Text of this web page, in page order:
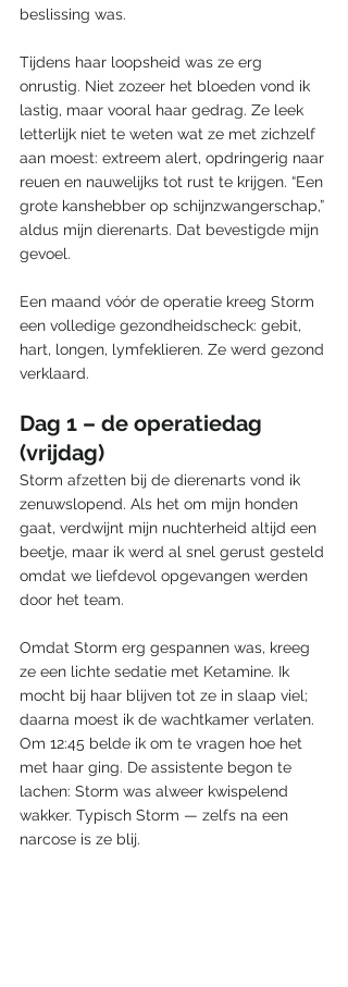
beslissing was.
Tijdens haar loopsheid was ze erg
onrustig. Niet zozeer het bloeden vond ik
lastig, maar vooral haar gedrag. Ze leek
letterlijk niet te weten wat ze met zichzelf
aan moest: extreem alert, opdringerig naar
reuen en nauwelijks tot rust te krijgen. “Een
grote kanshebber op schijnzwangerschap,”
aldus mijn dierenarts. Dat bevestigde mijn
gevoel.
Een maand vóór de operatie kreeg Storm
een volledige gezondheidscheck: gebit,
hart, longen, lymfeklieren. Ze werd gezond
verklaard.
Dag 1 – de operatiedag
(vrijdag)
Storm afzetten bij de dierenarts vond ik
zenuwslopend. Als het om mijn honden
gaat, verdwijnt mijn nuchterheid altijd een
beetje, maar ik werd al snel gerust gesteld
omdat we liefdevol opgevangen werden
door het team.
Omdat Storm erg gespannen was, kreeg
ze een lichte sedatie met Ketamine. Ik
mocht bij haar blijven tot ze in slaap viel;
daarna moest ik de wachtkamer verlaten.
Om 12:45 belde ik om te vragen hoe het
met haar ging. De assistente begon te
lachen: Storm was alweer kwispelend
wakker. Typisch Storm — zelfs na een
narcose is ze blij.